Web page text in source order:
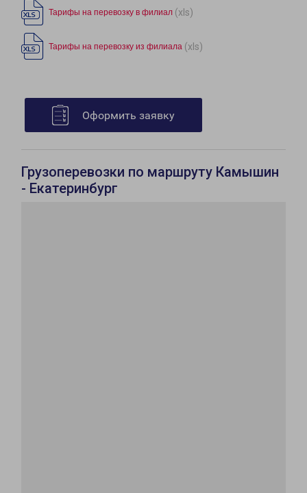
Тарифы на перевозку в филиал (xls)
Тарифы на перевозку из филиала (xls)
Оформить заявку
Грузоперевозки по маршруту Камышин
- Екатеринбург